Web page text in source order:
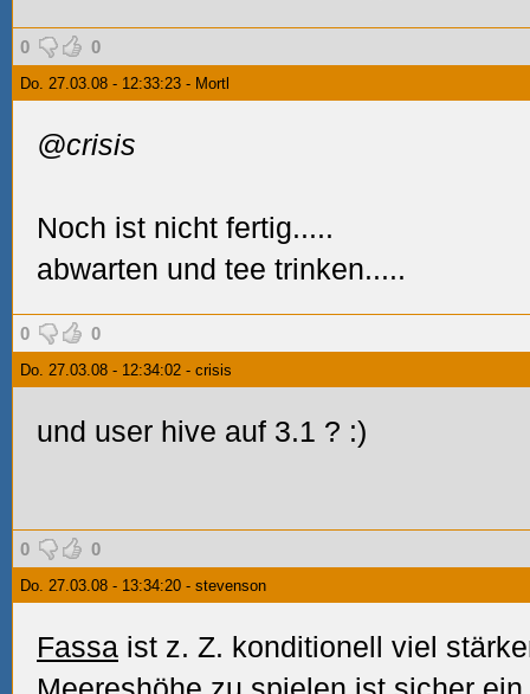
0 0
Do. 27.03.08 - 12:33:23 - Mortl
@crisis
Noch ist nicht fertig.....
abwarten und tee trinken.....
0 0
Do. 27.03.08 - 12:34:02 - crisis
und user hive auf 3.1 ? :)
0 0
Do. 27.03.08 - 13:34:20 - stevenson
Fassa ist z. Z. konditionell viel